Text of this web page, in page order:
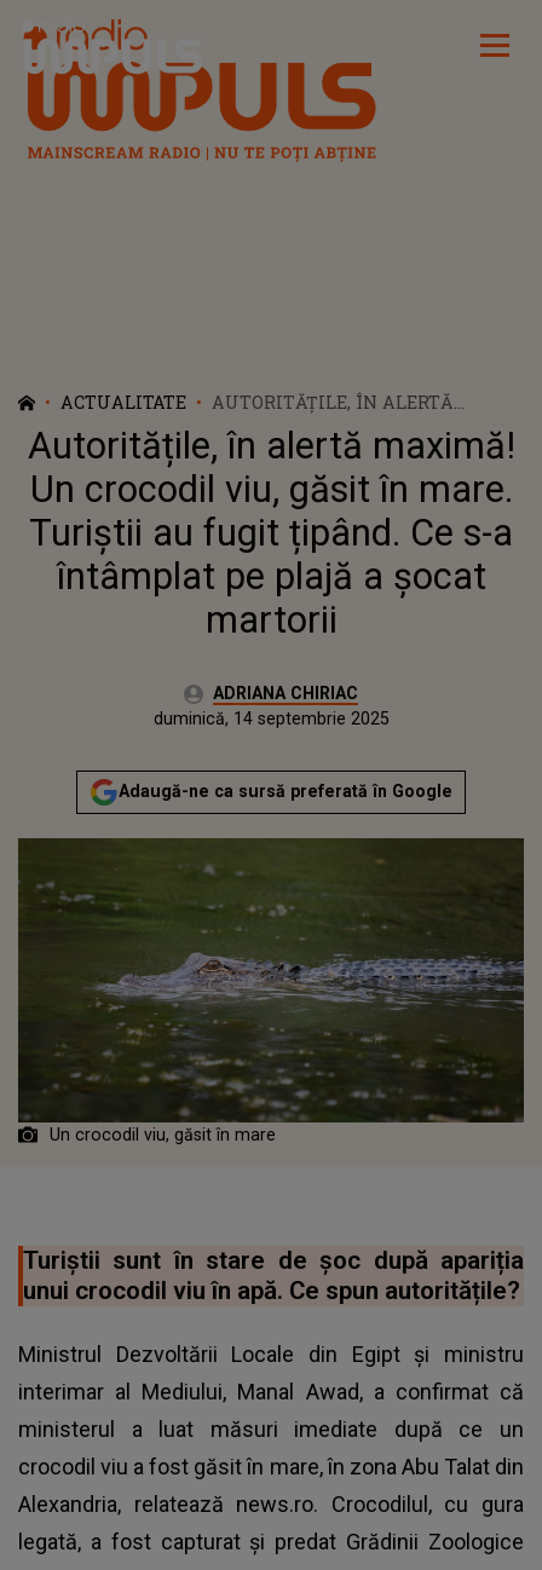
Radio Impuls
ACTUALITATE
AUTORITĂȚILE, ÎN ALERTĂ
MAXIMĂ! UN CROCODIL VIU,
GĂSIT ÎN MARE. TURIȘTII AU
FUGIT ȚIPÂND. CE S-A ÎNTÂMPLAT
PE PLAJĂ A ȘOCAT MARTORII
Autoritățile, în alertă maximă!
Un crocodil viu, găsit în mare.
Turiștii au fugit țipând. Ce s-a
întâmplat pe plajă a șocat
martorii
Autor:ADRIANA CHIRIAC
duminică, 14 septembrie 2025
Actualizat:
duminică, 14 septembrie 2025
Adaugă-ne ca sursă preferată în Google
Un crocodil viu, găsit în mare
Turiștii sunt în stare de şoc după apariția
unui crocodil viu în apă. Ce spun autoritățile?
Ministrul Dezvoltării Locale din Egipt şi ministru
interimar al Mediului, Manal Awad, a confirmat că
ministerul a luat măsuri imediate după ce un
crocodil viu a fost găsit în mare, în zona Abu Talat din
Alexandria, relatează news.ro. Crocodilul, cu gura
legată, a fost capturat şi predat Grădinii Zoologice